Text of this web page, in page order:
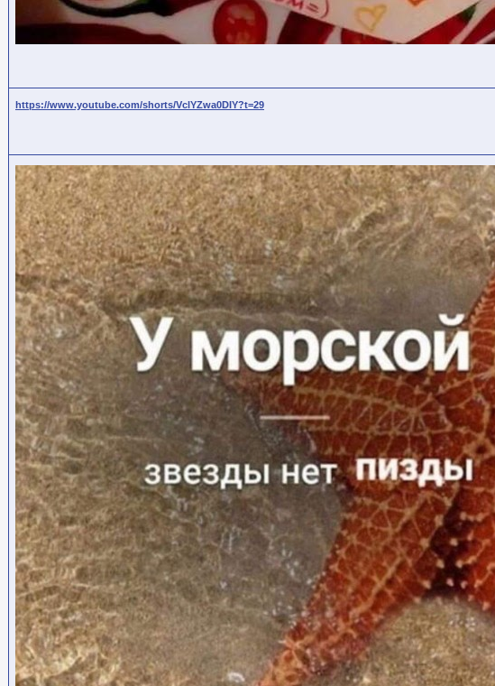
https://www.youtube.com/shorts/VclYZwa0DIY?t=29